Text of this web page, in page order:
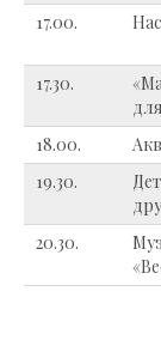
17.00.
17.30.
18.00.
19.30.
20.30.